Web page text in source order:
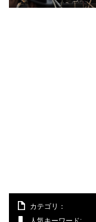
カテゴリ：